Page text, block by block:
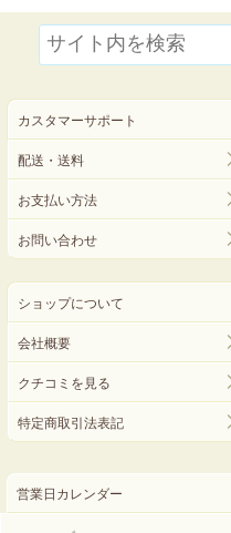
カスタマーサポート
配送・送料
お支払い方法
お問い合わせ
ショップについて
会社概要
クチコミを見る
特定商取引法表記
営業日カレンダー